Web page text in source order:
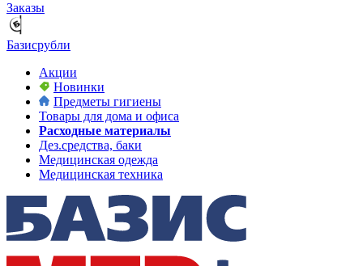
Заказы
Базисрубли
Акции
Новинки
Предметы гигиены
Товары для дома и офиса
Расходные материалы
Дез.средства, баки
Медицинская одежда
Медицинская техника